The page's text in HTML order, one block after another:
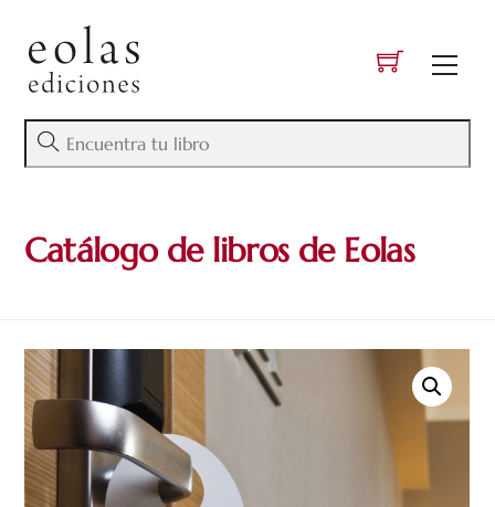
content
Catálogo de libros de Eolas